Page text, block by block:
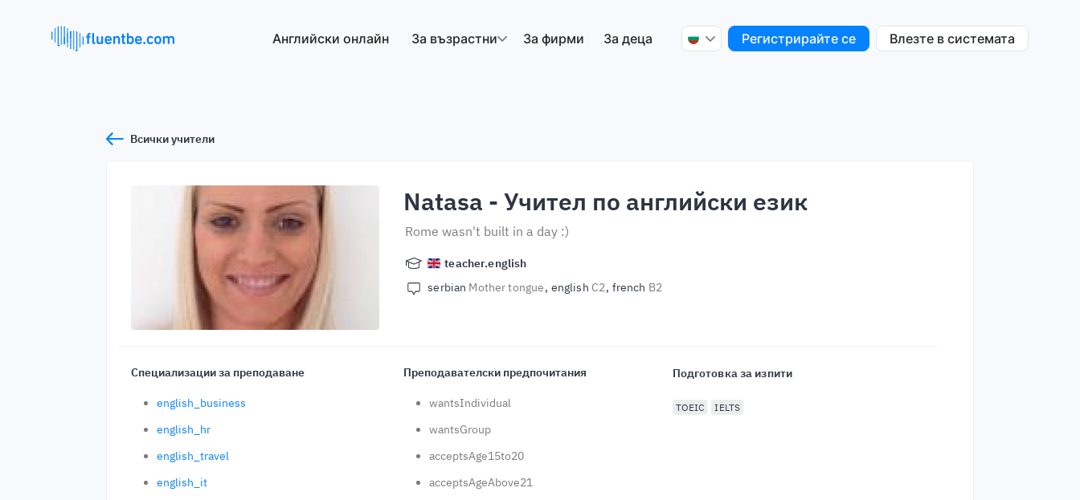
Английски онлайн За възрастни За фирми За деца Регистрирайте се Влезте в системата
Всички учители
Natasa - Учител по английски език
Rome wasn't built in a day :)
teacher.english
serbian Mother tongue english C2 french B2
Специализации за преподаване
english_business
english_hr
english_travel
english_it
Преподавателски предпочитания
wantsIndividual
wantsGroup
acceptsAge15to20
acceptsAgeAbove21
Подготовка за изпити
TOEIC IELTS